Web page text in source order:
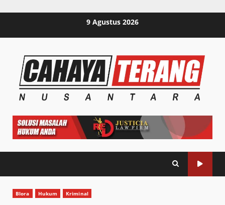
9 Agustus 2026
Blora Hukum Kriminal